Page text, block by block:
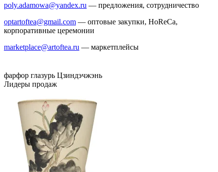
poly.adamowa@yandex.ru — предложения, сотрудничество
optartoftea@gmail.com — оптовые закупки, HoReCa,
корпоративные церемонии
marketplace@artoftea.ru — маркетплейсы
фарфор глазурь Цзиндэчжэнь
Лидеры продаж